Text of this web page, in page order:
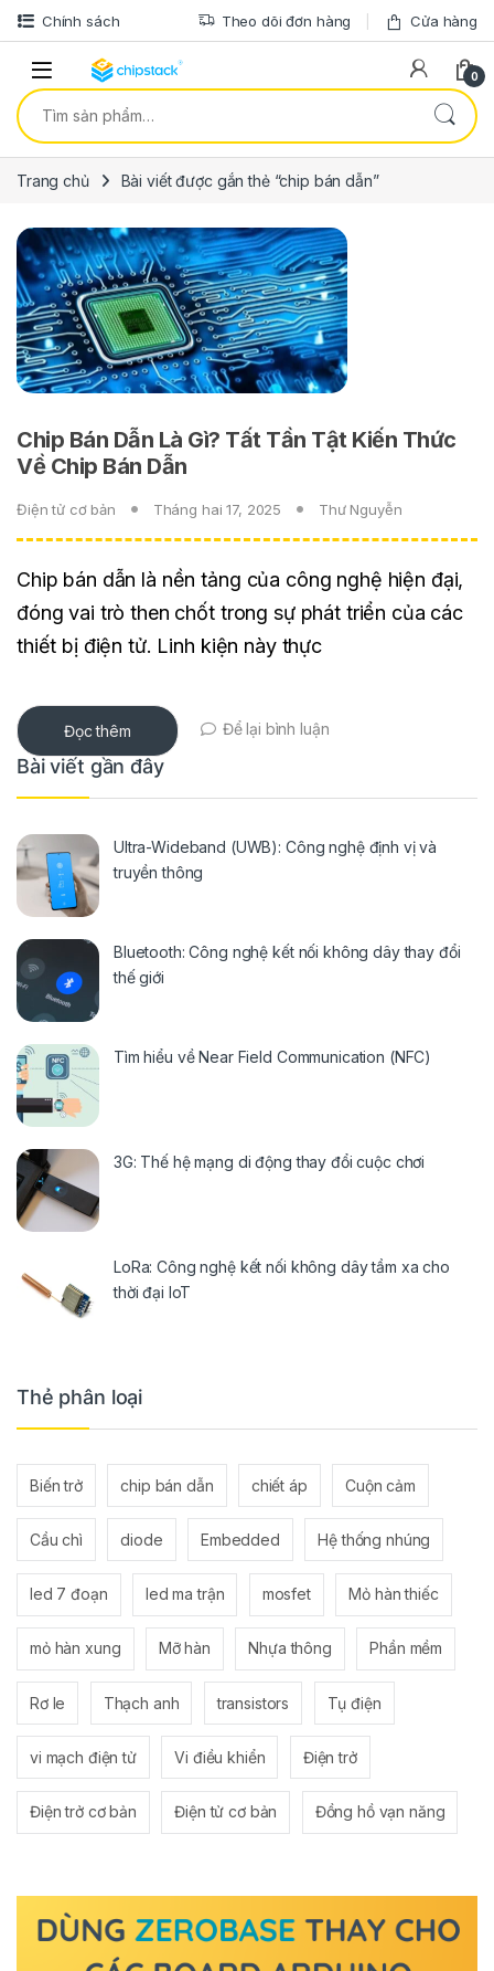
Bỏ qua để điều hướng
Bỏ qua nội dung
Chính sách Theo dõi đơn hàng Cửa hàng
0
Tìm kiếm:
Trang chủ Bài viết được gắn thẻ “chip bán dẫn”
Chip Bán Dẫn Là Gì? Tất Tần Tật Kiến Thức
Về Chip Bán Dẫn
Điện tử cơ bản Tháng hai 17, 2025 Thư Nguyễn
Chip bán dẫn là nền tảng của công nghệ hiện đại,
đóng vai trò then chốt trong sự phát triển của các
thiết bị điện tử. Linh kiện này thực
Đọc thêm Để lại bình luận
Bài viết gần đây
Ultra-Wideband (UWB): Công nghệ định vị và
truyền thông
Bluetooth: Công nghệ kết nối không dây thay đổi
thế giới
Tìm hiểu về Near Field Communication (NFC)
3G: Thế hệ mạng di động thay đổi cuộc chơi
LoRa: Công nghệ kết nối không dây tầm xa cho
thời đại IoT
Thẻ phân loại
Biến trở chip bán dẫn chiết áp Cuộn cảm
Cầu chì diode Embedded Hệ thống nhúng
led 7 đoạn led ma trận mosfet Mỏ hàn thiếc
mỏ hàn xung Mỡ hàn Nhựa thông Phần mềm
Rơ le Thạch anh transistors Tụ điện
vi mạch điện tử Vi điều khiển Điện trở
Điện trở cơ bản Điện tử cơ bản Đồng hồ vạn năng